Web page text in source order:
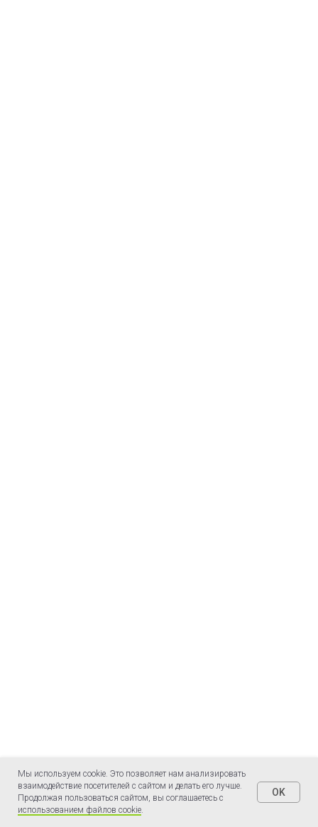
Мы используем cookie. Это позволяет нам анализировать
взаимодействие посетителей с сайтом и делать его лучше.
Продолжая пользоваться сайтом, вы соглашаетесь с
использованием файлов cookie.
OK